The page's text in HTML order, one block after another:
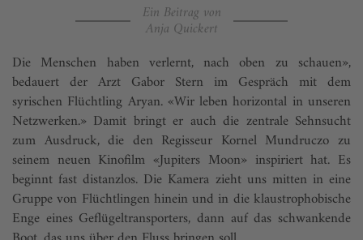
Ein Beitrag von
Anja Quickert
Die Menschen haben verlernt, nach oben zu schauen»,
bedauert der Arzt Gabor Stern im Gespräch mit dem
syrischen Flüchtling Aryan. «Wir leben horizontal in unseren
Netzwerken.» Damit bringt er auch die zentrale Sehnsucht
zum Ausdruck, die den Regisseur Kornel Mundruczo zu
seinem neuen Kinofilm «Jupiters Moon» inspiriert hat. Es
beginnt fast distanzlos. Die Kamera zieht uns mitten in eine
Gruppe von Flüchtlingen hinein und in die klaustrophobische
Enge eines Geflügeltransporters, dann auf das schwankende